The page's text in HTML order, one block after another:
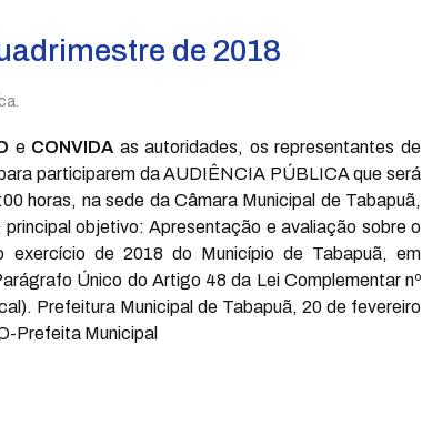
de 2018
e CONVIDA as autoridades, os representantes de
participarem da AUDIÊNCIA PÚBLICA que será
horas, na sede da Câmara Municipal de Tabapuã,
objetivo: Apresentação e avaliação sobre o
exercício de 2018 do Município de Tabapuã, em
Único do Artigo 48 da Lei Complementar nº
Prefeitura Municipal de Tabapuã, 20 de fevereiro
Prefeita Municipal